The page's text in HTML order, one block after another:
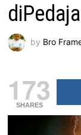
diPedajal
by Bro
173
SHARES